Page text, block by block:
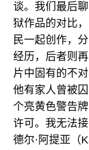
谈。我们最后
狱作品的对比
民一起创作，
经历，后者则
片中固有的不
他有家人曾被
个亮黄色警告
许可。我无法
德尔·阿提亚（